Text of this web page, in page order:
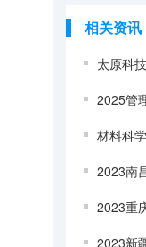
相关资讯
太原科技
2025管理类联考书
材料科
2023南昌工学院的
2023重庆理工大学的
2023新疆工程学院的